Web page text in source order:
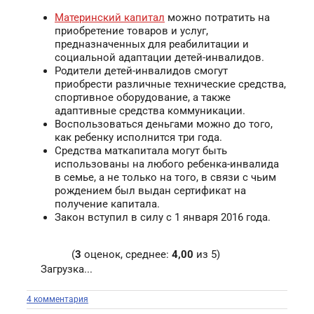
Материнский капитал можно потратить на
приобретение товаров и услуг,
предназначенных для реабилитации и
социальной адаптации детей-инвалидов.
Родители детей-инвалидов смогут
приобрести различные технические средства,
спортивное оборудование, а также
адаптивные средства коммуникации.
Воспользоваться деньгами можно до того,
как ребенку исполнится три года.
Средства маткапитала могут быть
использованы на любого ребенка-инвалида
в семье, а не только на того, в связи с чьим
рождением был выдан сертификат на
получение капитала.
Закон вступил в силу с 1 января 2016 года.
(3 оценок, среднее: 4,00 из 5)
Загрузка...
4 комментария